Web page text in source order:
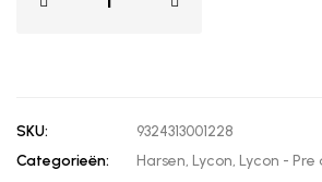
SKU:
9324313001228
Categorieën:
Harsen, Lycon, Lycon - Pre